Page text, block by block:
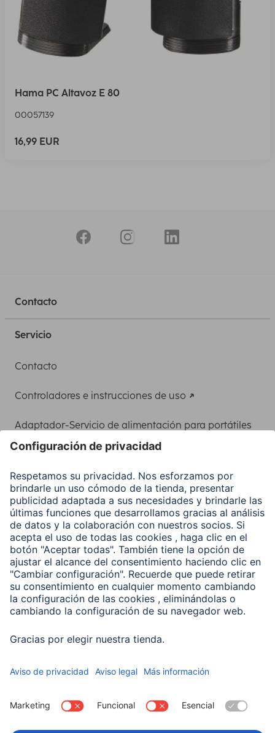
Hama PC Altavoz E 80
00057139
16,99 EUR
Contacto
Servicio
Contacto
Controladores e instrucciones de uso
Adaptador-Servicio de alimentación para portátiles
Clientes online
Conviértete en distribuidor
Compañía
Historia de la empresa
Hama en todo el Mundo
Sostenibilidad
Business-Portal